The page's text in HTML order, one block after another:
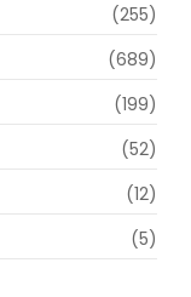
(255)
(689)
(199)
(52)
(12)
(5)